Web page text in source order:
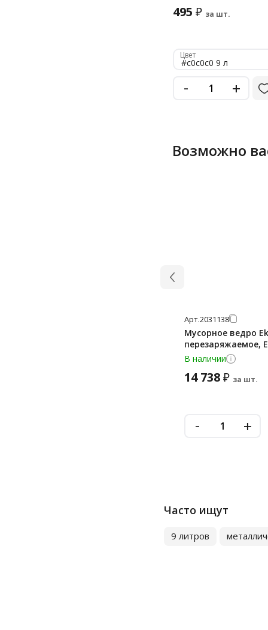
495 ₽ за шт.
Цвет
#c0c0c0 9 л
- +
Возможно
Арт.2031138
Мусорное ведро
перезаряжаемое,
В наличии
14 738₽ за шт.
- +
Часто ищут
9 литров